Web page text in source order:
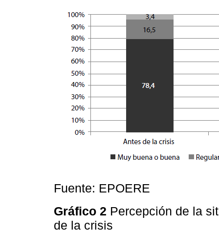
Fuente: EPOERE
Gráfico 2 Percepción de la
de la crisis